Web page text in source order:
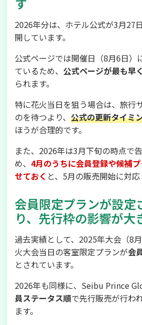
2026年分は、ホテル公式が3月27
開しています。
公式ページでは開催日（8月6日）
ているため、 公式ページが最も早
られます。
特に花火当日を狙う場合は、旅行
のを待つより、 公式の更新タイミ
ほうが合理的です。
また、2026年は3月下旬の時点で
め、 4月のうちに会員登録や候補
せておく と、5月の販売開始に対応
会員限定プランが設定
り、先行枠の影響が大
過去実績として、2025年大会（8
火大会当日の客室限定プランが会
とされています。
2026年も同様に、Seibu Prince
員ステータス順で先行販売が行わ
ます。